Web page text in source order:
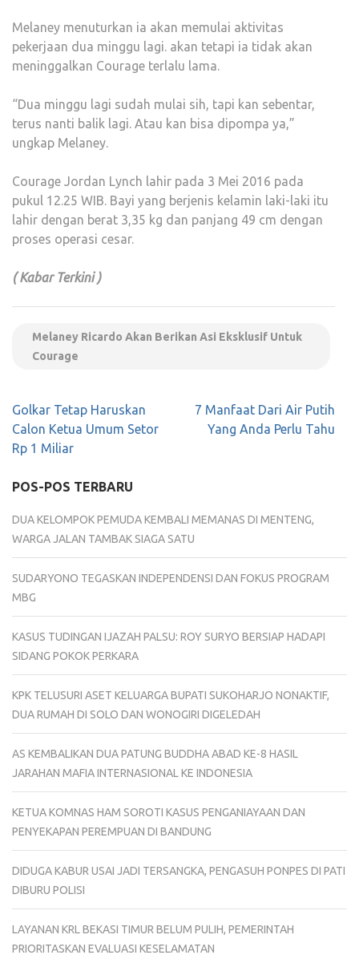
Melaney menuturkan ia akan memulai aktivitas
pekerjaan dua minggu lagi. akan tetapi ia tidak akan
meninggalkan Courage terlalu lama.
“Dua minggu lagi sudah mulai sih, tapi kan sebentar,
terus nanti balik lagi. Atau kan bisa dipompa ya,”
ungkap Melaney.
Courage Jordan Lynch lahir pada 3 Mei 2016 pada
pukul 12.25 WIB. Bayi yang berjenis kelamin laki-laki itu
lahir dengan berat 3,35 kg dan panjang 49 cm dengan
proses operasi cesar.
( Kabar Terkini )
Melaney Ricardo Akan Berikan Asi Eksklusif Untuk
Courage
Navigasi
pos
Golkar Tetap Haruskan
Calon Ketua Umum Setor
Rp 1 Miliar
7 Manfaat Dari Air Putih
Yang Anda Perlu Tahu
POS-POS TERBARU
DUA KELOMPOK PEMUDA KEMBALI MEMANAS DI MENTENG,
WARGA JALAN TAMBAK SIAGA SATU
SUDARYONO TEGASKAN INDEPENDENSI DAN FOKUS PROGRAM
MBG
KASUS TUDINGAN IJAZAH PALSU: ROY SURYO BERSIAP HADAPI
SIDANG POKOK PERKARA
KPK TELUSURI ASET KELUARGA BUPATI SUKOHARJO NONAKTIF,
DUA RUMAH DI SOLO DAN WONOGIRI DIGELEDAH
AS KEMBALIKAN DUA PATUNG BUDDHA ABAD KE-8 HASIL
JARAHAN MAFIA INTERNASIONAL KE INDONESIA
KETUA KOMNAS HAM SOROTI KASUS PENGANIAYAAN DAN
PENYEKAPAN PEREMPUAN DI BANDUNG
DIDUGA KABUR USAI JADI TERSANGKA, PENGASUH PONPES DI PATI
DIBURU POLISI
LAYANAN KRL BEKASI TIMUR BELUM PULIH, PEMERINTAH
PRIORITASKAN EVALUASI KESELAMATAN